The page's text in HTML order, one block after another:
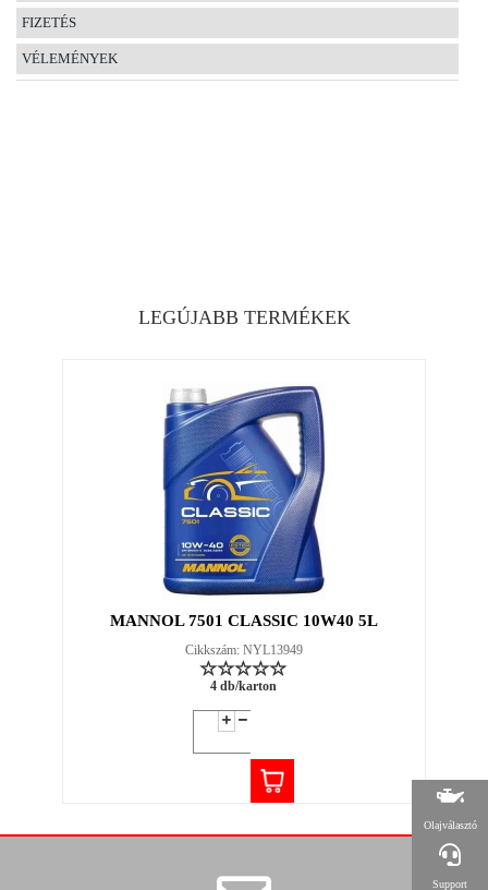
FIZETÉS
VÉLEMÉNYEK
LEGÚJABB TERMÉKEK
MANNOL 7501 CLASSIC 10W40 5L
Cikkszám: NYL13949
4 db/karton
Olajválasztó
Support